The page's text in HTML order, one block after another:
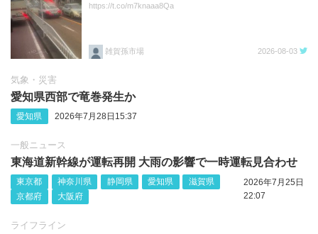
https://t.co/m7knaaa8Qa
雑賀孫市場 2026-08-03
気象・災害
愛知県西部で竜巻発生か
愛知県 2026年7月28日15:37
一般ニュース
東海道新幹線が運転再開 大雨の影響で一時運転見合わせ
東京都 神奈川県 静岡県 愛知県
滋賀県
京都府
大阪府
2026年7月25日
22:07
ライフライン